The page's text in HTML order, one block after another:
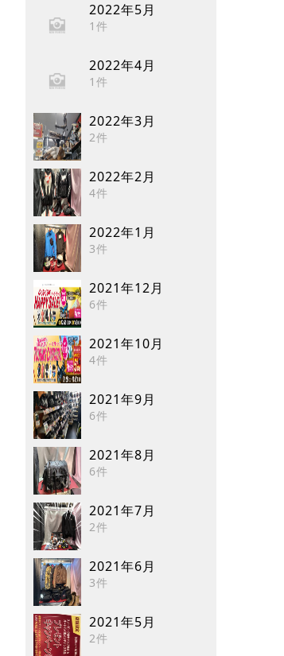
2022年5月
1件
2022年4月
1件
2022年3月
2件
2022年2月
4件
2022年1月
3件
2021年12月
6件
2021年10月
4件
2021年9月
6件
2021年8月
6件
2021年7月
2件
2021年6月
3件
2021年5月
2件